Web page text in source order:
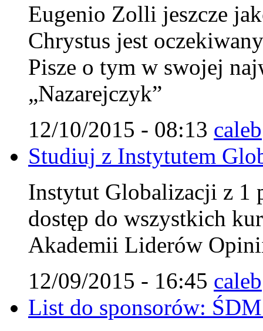
Eugenio Zolli jeszcze
Chrystus jest
Pisze o tym w swojej
„Nazarejczyk”
12/10/2015 - 08:13 caleb
Studiuj z Instytutem
Instytut Globalizacji z 1
dostęp do wszystkich
Akademii Liderów
12/09/2015 - 16:45 caleb
List do sponsorów: